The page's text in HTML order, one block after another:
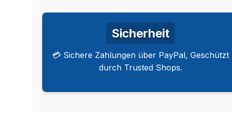
Sicherheit
💳 Sichere Zahlungen über PayPal, Geschützt
durch Trusted Shops.